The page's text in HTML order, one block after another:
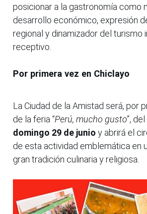
posicionar a la gastronomía como
desarrollo económico, expresión
regional y dinamizador del turismo
receptivo.
Por primera vez en Chiclayo
La Ciudad de la Amistad será, por
de la feria “Perú, mucho gusto”, del
domingo 29 de junio y abrirá el
de esta actividad emblemática en
gran tradición culinaria y religiosa.